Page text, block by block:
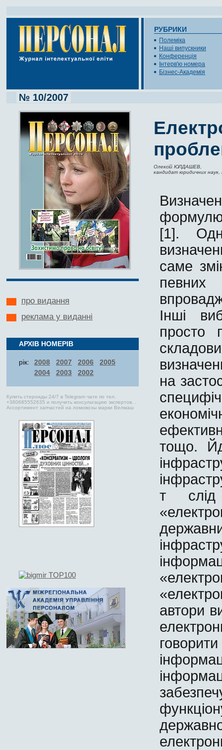
РУБРИКИ
Полеміка
Наші випускники
Конференція
Інтерв'ю номера
Бізнес-Академія
№ 10/2007
про видання
реклама у виданні
АРХІВ НОМЕРІВ
рік: 2008 2007 2006
2005
2004
2003 2002
Купить стероиды 24/7 в Telegram чате по тел.
+380685552635 и получить консультацию экспертов. .
Ассортимент запчастей на ломовозы марки Велмаш
Олексій ЮЛДАШЕВ,
кандидат юридичних
[1].
саме
певних
Інші
просто
на
тощо.
т слід
автори